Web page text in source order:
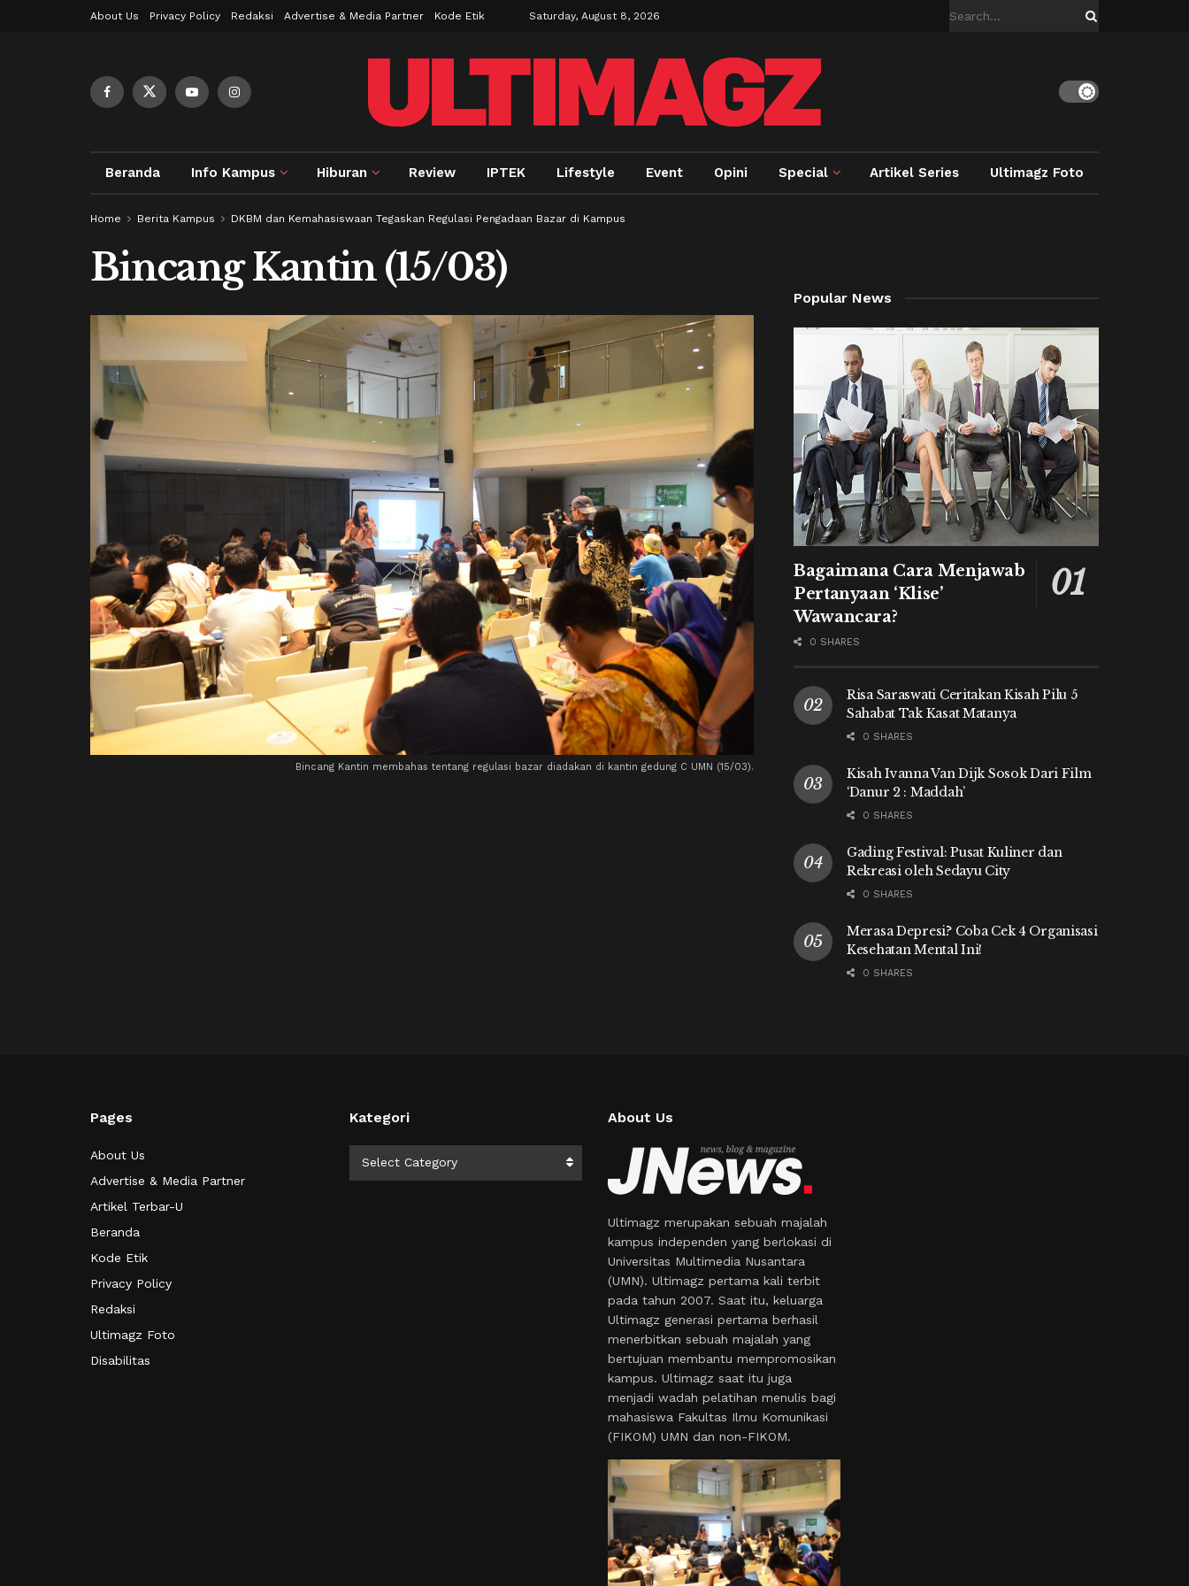
About Us Privacy Policy Redaksi Advertise & Media Partner Kode Etik Saturday, August 8, 2026
Beranda Info Kampus Hiburan Review IPTEK Lifestyle Event Opini Special Artikel Series Ultimagz Foto
Home Berita Kampus DKBM dan Kemahasiswaan Tegaskan Regulasi Pengadaan Bazar di Kampus
Bincang Kantin (15/03)
Bincang Kantin membahas tentang regulasi bazar diadakan di kantin gedung C UMN (15/03).
Popular News
Bagaimana Cara Menjawab
Pertanyaan ‘Klise’
Wawancara?
0 SHARES
Risa Saraswati Ceritakan Kisah Pilu 5
Sahabat Tak Kasat Matanya
0 SHARES
Kisah Ivanna Van Dijk Sosok Dari Film
‘Danur 2 : Maddah’
0 SHARES
Gading Festival: Pusat Kuliner dan
Rekreasi oleh Sedayu City
0 SHARES
Merasa Depresi? Coba Cek 4 Organisasi
Kesehatan Mental Ini!
0 SHARES
Pages
About Us
Advertise & Media Partner
Artikel Terbar-U
Beranda
Kode Etik
Privacy Policy
Redaksi
Ultimagz Foto
Disabilitas
Kategori
Select Category
About Us
Ultimagz merupakan sebuah majalah
kampus independen yang berlokasi di
Universitas Multimedia Nusantara
(UMN). Ultimagz pertama kali terbit
pada tahun 2007. Saat itu, keluarga
Ultimagz generasi pertama berhasil
menerbitkan sebuah majalah yang
bertujuan membantu mempromosikan
kampus. Ultimagz saat itu juga
menjadi wadah pelatihan menulis bagi
mahasiswa Fakultas Ilmu Komunikasi
(FIKOM) UMN dan non-FIKOM.